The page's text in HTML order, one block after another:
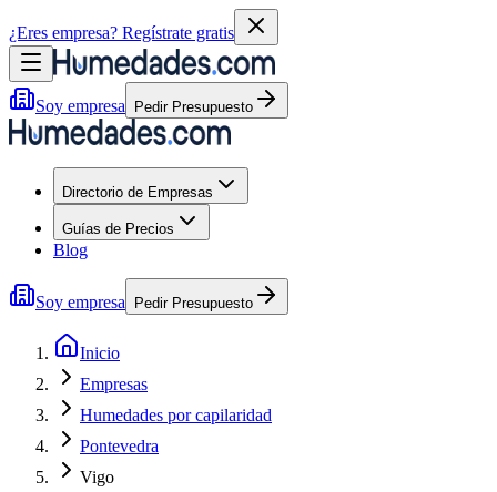
¿Eres empresa? Regístrate gratis
Soy empresa Pedir Presupuesto
Directorio de Empresas
Guías de Precios
Blog
Soy empresa Pedir Presupuesto
Inicio
Empresas
Humedades por capilaridad
Pontevedra
Vigo